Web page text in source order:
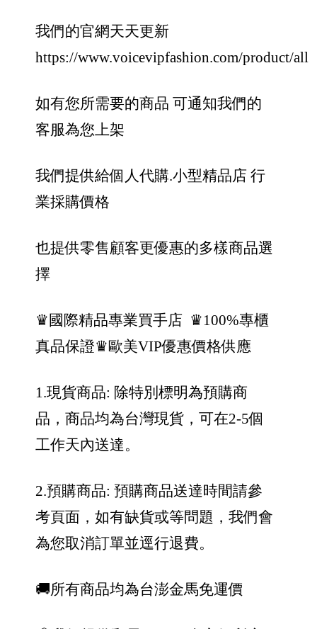
我們的官網天天更新
https://www.voicevipfashion.com/product/all
如有您所需要的商品 可通知我們的
客服為您上架
我們提供給個人代購.小型精品店 行
業採購價格
也提供零售顧客更優惠的多樣商品選
擇
♛國際精品專業買手店 ♛100%專櫃
真品保證♛歐美VIP優惠價格供應
1.現貨商品: 除特別標明為預購商
品，商品均為台灣現貨，可在2-5個
工作天內送達。
2.預購商品: 預購商品送達時間請參
考頁面，如有缺貨或等問題，我們會
為您取消訂單並逕行退費。
🚚所有商品均為台澎金馬免運價